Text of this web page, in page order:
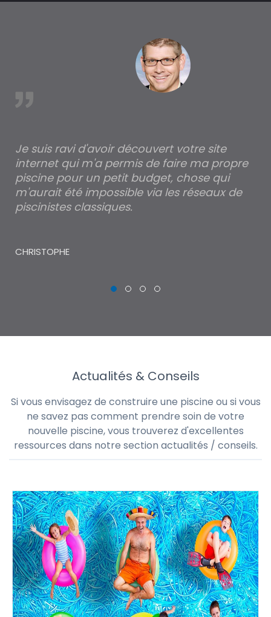
Je suis ravi d'avoir découvert votre site
internet qui m'a permis de faire ma propre
piscine pour un petit budget, chose qui
m'aurait été impossible via les réseaux de
piscinistes classiques.
CHRISTOPHE
Actualités & Conseils
Si vous envisagez de construire une piscine ou si vous
ne savez pas comment prendre soin de votre
nouvelle piscine, vous trouverez d'excellentes
ressources dans notre section actualités / conseils.